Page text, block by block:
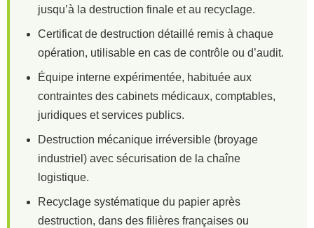
jusqu’à la destruction finale et au recyclage.
Certificat de destruction détaillé remis à chaque
opération, utilisable en cas de contrôle ou d’audit.
Équipe interne expérimentée, habituée aux
contraintes des cabinets médicaux, comptables,
juridiques et services publics.
Destruction mécanique irréversible (broyage
industriel) avec sécurisation de la chaîne
logistique.
Recyclage systématique du papier après
destruction, dans des filières françaises ou